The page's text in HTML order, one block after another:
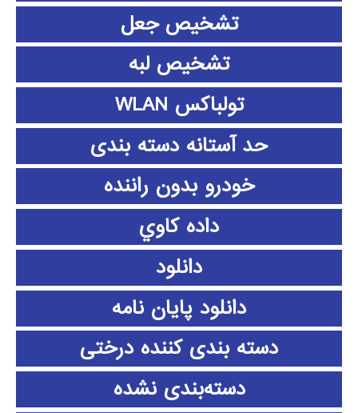
تشخیص جعل
تشخیص لبه
تولباکس WLAN
حد آستانه دسته بندی
خودرو بدون راننده
داده كاوي
دانلود
دانلود پايان نامه
دسته بندی کننده درختی
دسته‌بندی نشده